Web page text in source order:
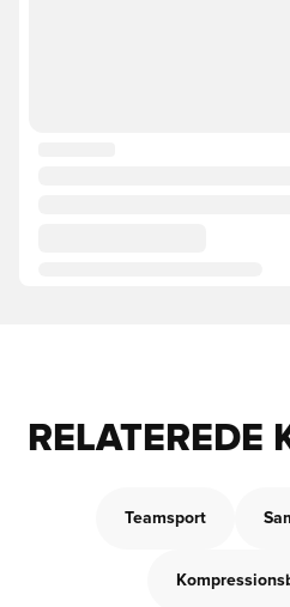
RELATEREDE
Teamsport